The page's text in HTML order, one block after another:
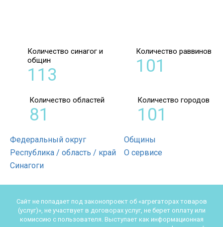
Федеральный округ
Республика / область / край
Синагоги
Общины
О сервисе
Количество синагог и
общин
113
Количество раввинов
101
Количество областей
81
Количество городов
101
Сайт не попадает под законопроект об «агрегаторах товаров
(услуг)», не участвует в договорах услуг, не берет оплату или
комиссию с пользователя. Выступает как информационная